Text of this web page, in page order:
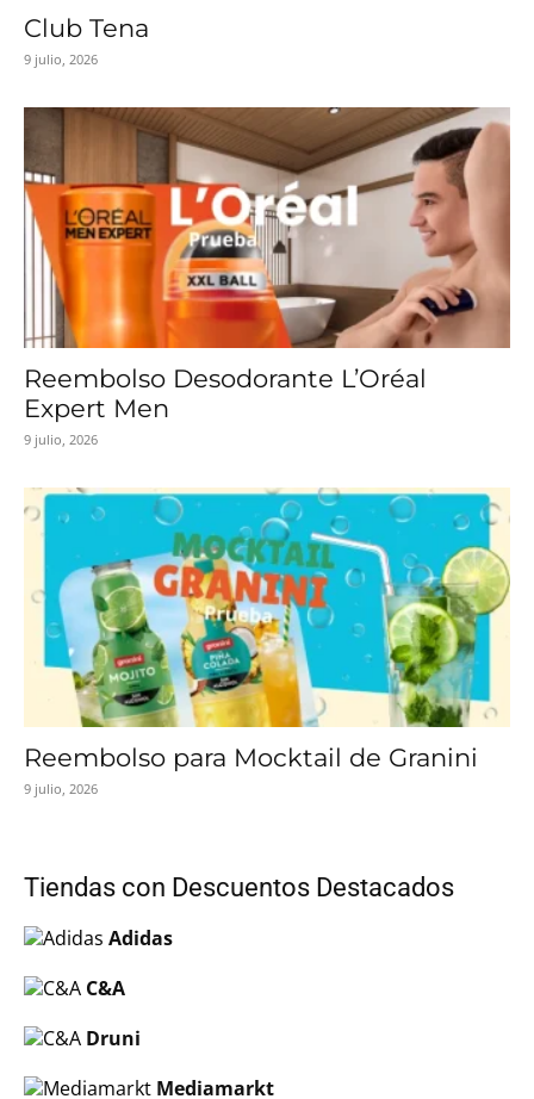
Club Tena
9 julio, 2026
Reembolso Desodorante L’Oréal
Expert Men
9 julio, 2026
Reembolso para Mocktail de Granini
9 julio, 2026
Tiendas con Descuentos Destacados
Adidas
C&A
Druni
Mediamarkt